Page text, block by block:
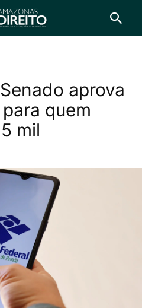
aprova
quem
mil